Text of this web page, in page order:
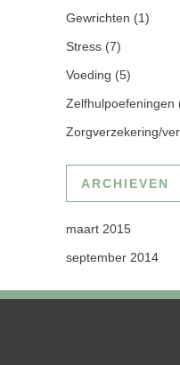
Gewrichten (1)
Stress (7)
Voeding (5)
Zelfhulpoefeningen
Zorgverzekering/
ARCHIEVEN
maart 2015
september 2014